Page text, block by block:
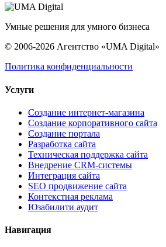
Умные решения для умного бизнеса
© 2006-2026 Агентство «UMA Digital»
Политика конфиденциальности
Услуги
Создание интернет-магазина
Создание корпоративного сайта
Создание портала
Разработка сайта
Техническая поддержка сайта
Внедрение CRM-системы
Интеграция сайта
SEO продвижение сайта
Контекстная реклама
Юзабилити аудит
Навигация